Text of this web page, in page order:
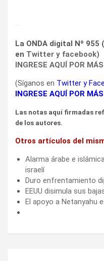
La ONDA digital Nº 955
en Twitter y facebook)
INGRESE AQUÍ POR
(Síganos en Twitter y
INGRESE AQUÍ POR
Las notas aquí firmadas
de los autores.
Otros artículos del
Alarma árabe e
israelí
Duro enfrentamiento
EEUU disimula sus
El apoyo a Netanyahu